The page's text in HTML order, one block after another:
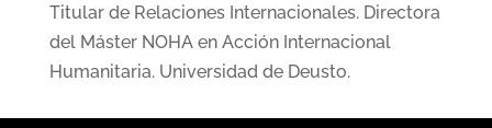
Titular de Relaciones Internacionales. Directora
del Máster NOHA en Acción Internacional
Humanitaria. Universidad de Deusto.